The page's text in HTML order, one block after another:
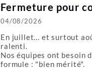
Fermeture pour
04/08/2026
En juillet... et surtout
ralenti.
Nos équipes ont besoin
formule : "bien mérité".